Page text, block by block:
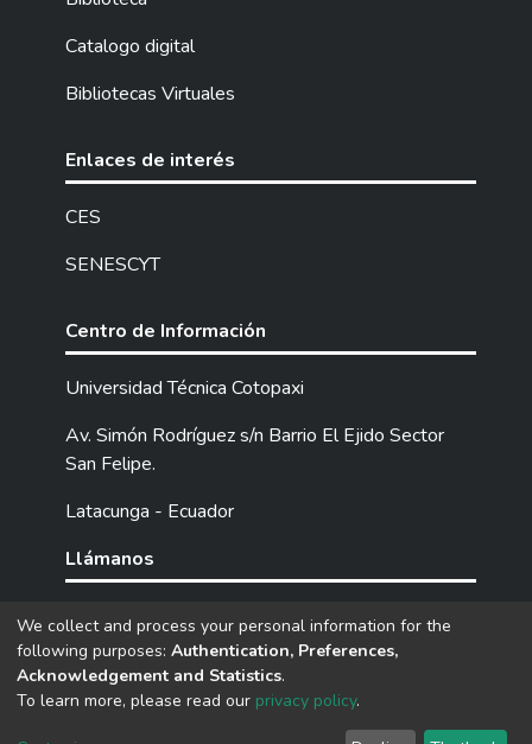
Catalogo digital
Bibliotecas Virtuales
Enlaces de interés
CES
SENESCYT
Centro de Información
Universidad Técnica Cotopaxi
Av. Simón Rodríguez s/n Barrio El Ejido Sector
San Felipe.
Latacunga - Ecuador
Llámanos
Tel: (593) 03 2252205 / 2252307 / 2252346.
DSpace softwarecopyright © 2002-2026
Cookie
settings
Privacy
End User
Agreement
Feedback
We collect and process your personal information for the
following purposes: Authentication, Preferences,
Acknowledgement and Statistics.
To learn more, please read our privacy policy.